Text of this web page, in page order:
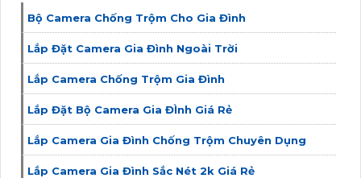
Bộ Camera Chống Trộm Cho Gia Đình
Lắp Đặt Camera Gia Đình Ngoài Trời
Lắp Camera Chống Trộm Gia Đình
Lắp Đặt Bộ Camera Gia ĐÌnh Giá Rẻ
Lắp Camera Gia Đình Chống Trộm Chuyên Dụng
Lắp Camera Gia Đình Sắc Nét 2k Giá Rẻ